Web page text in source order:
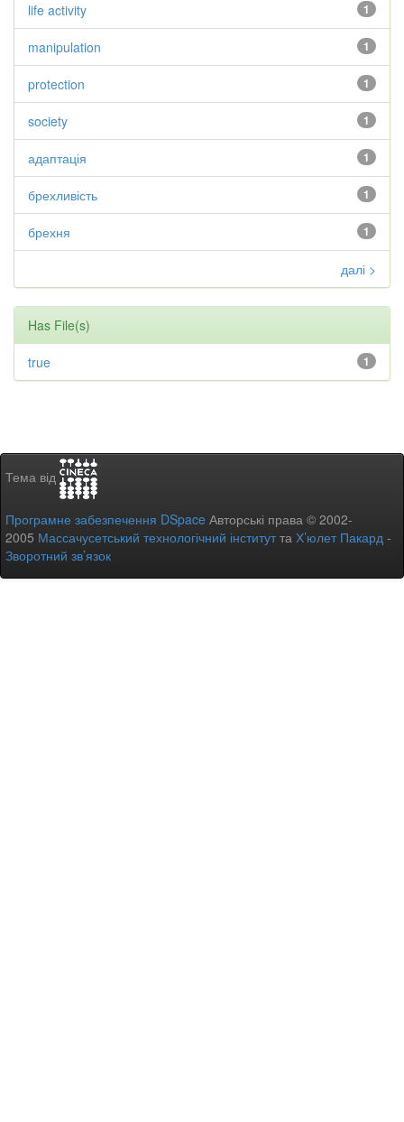
1
life activity
1
manipulation
1
protection
1
society
1
адаптація
1
брехливість
1
брехня
далі >
Has File(s)
1
true
Тема від
Програмне забезпечення DSpace Авторські права © 2002-
2005 Массачусетський технологічний інститутта Х’юлет Пакард -
Зворотний зв’язок